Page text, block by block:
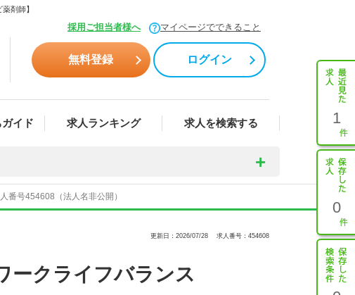
剤師】
採用ご担当者様へ マイページでできること
無料登録 ログイン
イド 求人ランキング 求人を検索する 1
0
番号454608（法人名非公開）
更新日：2026/07/28 求人番号：454608
ークライフバランス